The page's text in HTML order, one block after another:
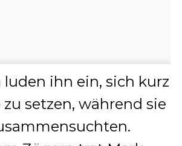
luden ihn ein, sich kurz
setzen, während sie